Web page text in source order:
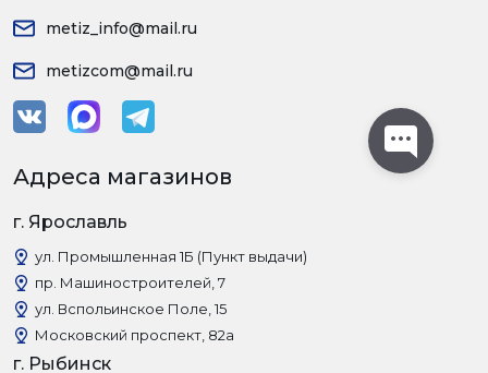
metiz_info@mail.ru
metizcom@mail.ru
Адреса магазинов
г. Ярославль
ул. Промышленная 1Б (Пункт выдачи)
пр. Машиностроителей, 7
ул. Вспольинское Поле, 15
Московский проспект, 82а
г. Рыбинск